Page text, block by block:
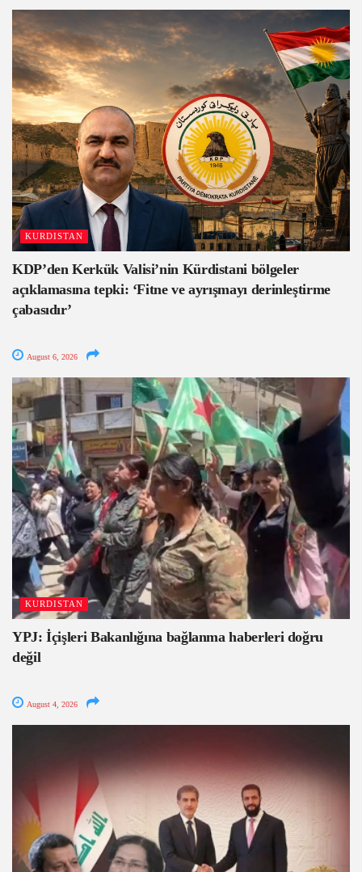
KURDISTAN
KDP’den Kerkük Valisi’nin Kürdistani bölgeler
açıklamasına tepki: ‘Fitne ve ayrışmayı derinleştirme
çabasıdır’
August 6, 2026
KURDISTAN
YPJ: İçişleri Bakanlığına bağlanma haberleri doğru
değil
August 4, 2026